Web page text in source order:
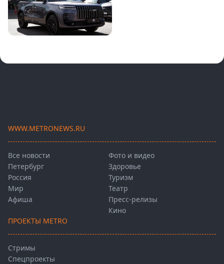
WWW.METRONEWS.RU
Все новости
Петербург
Россия
Мир
Афиша
Фото и видео
Здоровье
Туризм
Театр
Пресс-релизы
Кино
ПРОЕКТЫ METRO
Стримы
Спецпроекты